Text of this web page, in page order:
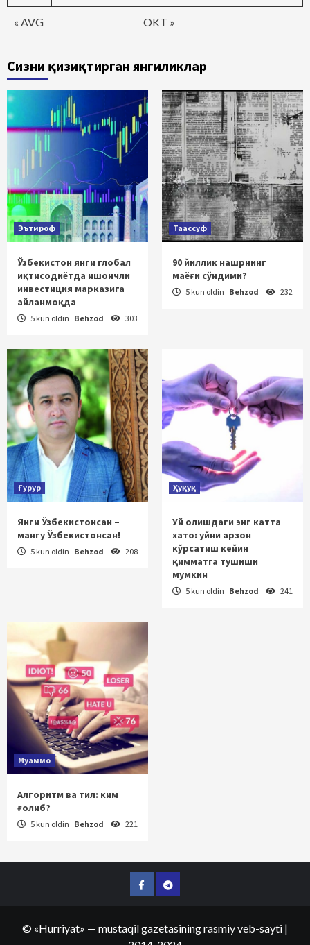
« AVG OKT »
Сизни қизиқтирган янгиликлар
Эътироф
Ўзбекистон янги глобал
иқтисодиётда ишончли
инвестиция марказига
айланмоқда
5 kun oldin Behzod 303
Таассуф
90 йиллик нашрнинг
маёғи сўндими?
5 kun oldin Behzod 232
Ғурур
Янги Ўзбекистонсан –
мангу Ўзбекистонсан!
5 kun oldin Behzod 208
Ҳуқуқ
Уй олишдаги энг катта
хато: уйни арзон
кўрсатиш кейин
қимматга тушиши
мумкин
5 kun oldin Behzod 241
Муаммо
Алгоритм ва тил: ким
ғолиб?
5 kun oldin Behzod 221
FacebookTelegram
© «Hurriyat» — mustaqil gazetasining rasmiy veb-sayti |